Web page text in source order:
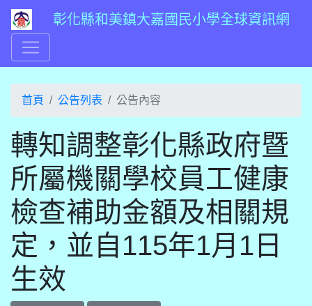
彰化縣和美鎮大嘉國民小學全球資訊網
首頁 公告列表 公告內容
轉知調整彰化縣政府暨
所屬機關學校員工健康
檢查補助金額及相關規
定，並自115年1月1日
生效